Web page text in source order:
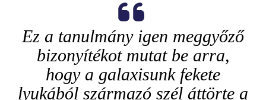
Ez a tanulmány igen meggyőző
bizonyítékot mutat be arra,
hogy a galaxisunk fekete
lyukából származó szél áttörte a